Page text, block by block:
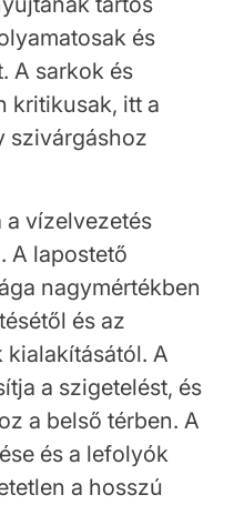
és
A sarkok és
kritikusak, itt a
szivárgáshoz
vízelvezetés
A lapostető
nagymértékben
és az
A
a szigetelést, és
a belső térben. A
és a lefolyók
a hosszú